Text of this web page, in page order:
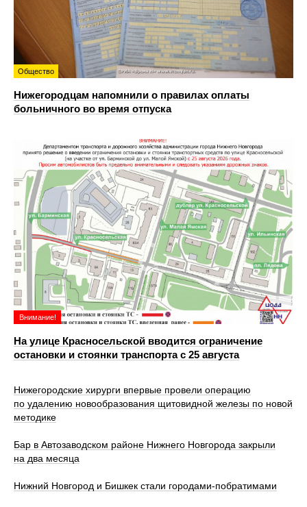
Общество
Нижегородцам напомнили о правилах оплаты
больничного во время отпуска
Внимание!
На улице Красносельской вводится ограничение
остановки и стоянки транспорта с 25 августа
Нижегородские хирурги впервые провели операцию
по удалению новообразования щитовидной железы по новой
методике
Бар в Автозаводском районе Нижнего Новгорода закрыли
на два месяца
Нижний Новгород и Бишкек стали городами-побратимами